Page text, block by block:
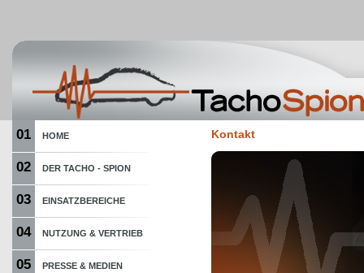
01 HOME
02 DER TACHO - SPION
03 EINSATZBEREICHE
04 NUTZUNG & VERTRIEB
05 PRESSE & MEDIEN
Kontakt